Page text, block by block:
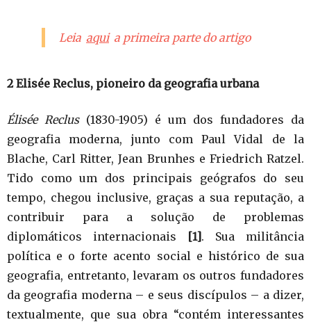
Barricada na Comuna de Paris. Por lutar nas barricadas da
Comuna, Reclus passou o resto da vida no exílio.
Leia aqui a primeira parte do artigo
2 Elisée Reclus, pioneiro da geografia urbana
Élisée Reclus(1830-1905) é um dos fundadores da
geografia moderna, junto com Paul Vidal de la
Blache, Carl Ritter, Jean Brunhes e Friedrich Ratzel.
Tido como um dos principais geógrafos do seu
tempo, chegou inclusive, graças a sua reputação, a
contribuir para a solução de problemas
diplomáticos internacionais
[1] . Sua militância
política e o forte acento social e histórico de sua
geografia, entretanto, levaram os outros fundadores
da geografia moderna – e seus discípulos – a dizer,
textualmente, que sua obra “contém interessantes